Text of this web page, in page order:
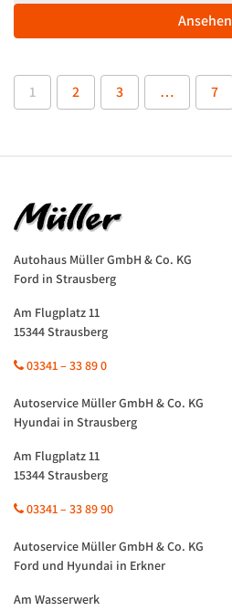
Ansehen
1 2 3 … 7
Autohaus Müller GmbH & Co. KG
Ford in Strausberg
Am Flugplatz 11
15344 Strausberg
03341 – 33 89 0
Autoservice Müller GmbH & Co. KG
Hyundai in Strausberg
Am Flugplatz 11
15344 Strausberg
03341 – 33 89 90
Autoservice Müller GmbH & Co. KG
Ford und Hyundai in Erkner
Am Wasserwerk